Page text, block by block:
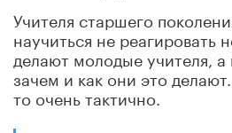
Учителя старшего
научиться не реагировать
делают молодые учителя, а
зачем и как они это
то очень тактично.